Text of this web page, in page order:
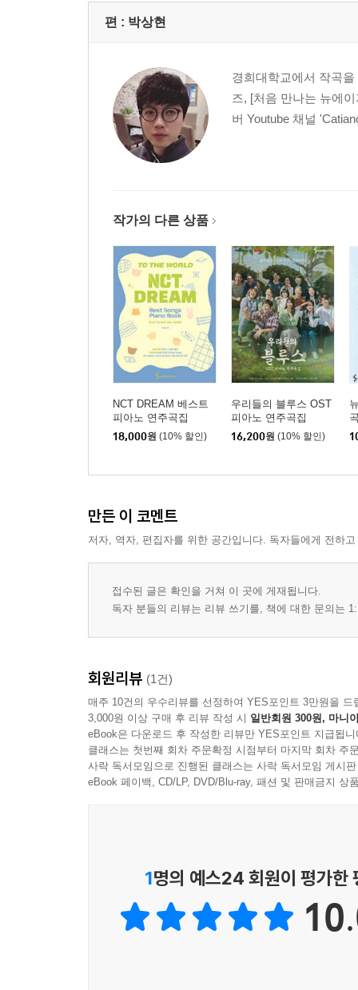
편 : 박상현
경희대학교에서 작곡
즈, [처음 만나는 뉴에
버 Youtube 채널
작가의 다른 상품
NCT DREAM 베스트
피아노 연주곡집
18,000원 (10% 할인)
우리들의 블루스 OST
피아노 연주곡집
16,200원 (10% 할인)
만든 이 코멘트
저자, 역자, 편집자를 위한 공간입니다. 독자들에게 전하
접수된 글은 확인을 거쳐 이 곳에 게재됩니다.
독자 분들의 리뷰는 리뷰 쓰기를, 책에 대한 문의는
회원리뷰 (1건)
매주 10건의 우수리뷰를 선정하여 YES포인트 3만원을 드
3,000원 이상 구매 후 리뷰 작성 시 일반회원 300원, 마니
eBook은 다운로드 후 작성한 리뷰만 YES포인트 지급됩니
클래스는 첫번째 회차 주문확정 시점부터 마지막 회차 주
사락 독서모임으로 진행된 클래스는 사락 독서모임 게시
eBook 페이백, CD/LP, DVD/Blu-ray, 패션 및 판매금지 상
1명의 예스24 회원이 평가한